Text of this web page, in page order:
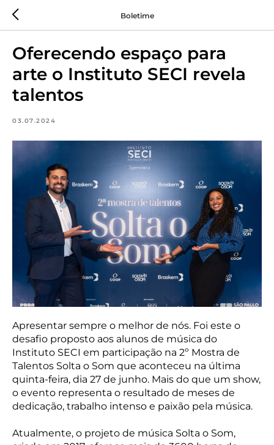
Boletime
Oferecendo espaço para
arte o Instituto SECI revela
talentos
03.07.2024
Apresentar sempre o melhor de nós. Foi este o
desafio proposto aos alunos de música do
Instituto SECI em participação na 2º Mostra de
Talentos Solta o Som que aconteceu na última
quinta-feira, dia 27 de junho. Mais do que um show,
o evento representa o resultado de meses de
dedicação, trabalho intenso e paixão pela música.
Atualmente, o projeto de música Solta o Som,